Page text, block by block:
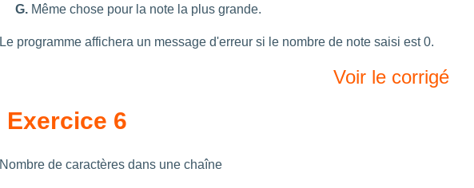
Même chose pour la note la plus grande.
Le programme affichera un message d'erreur si le nombre de note saisi est 0.
Voir le corrigé
Exercice 6
Nombre de caractères dans une chaîne